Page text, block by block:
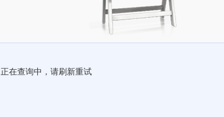
正在查询中，请刷新重试